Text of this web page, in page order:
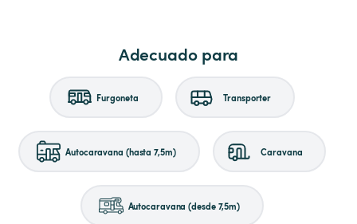
Adecuado para
Furgoneta Transporter
Autocaravana (hasta 7,5m) Caravana
Autocaravana (desde 7,5m)